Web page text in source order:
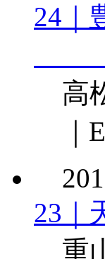
24｜
（
高
｜
23｜
重